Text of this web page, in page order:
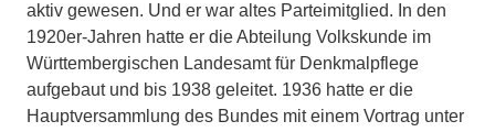
aktiv gewesen. Und er war altes Parteimitglied. In den
1920er-Jahren hatte er die Abteilung Volkskunde im
Württembergischen Landesamt für Denkmalpflege
aufgebaut und bis 1938 geleitet. 1936 hatte er die
Hauptversammlung des Bundes mit einem Vortrag unter